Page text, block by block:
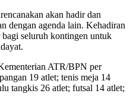
akan hadir dan
dengan agenda lain. Kehadiran
seluruh kontingen untuk
ATR/BPN per
19 atlet; tenis meja 14
tangkis 26 atlet; futsal 14 atlet;